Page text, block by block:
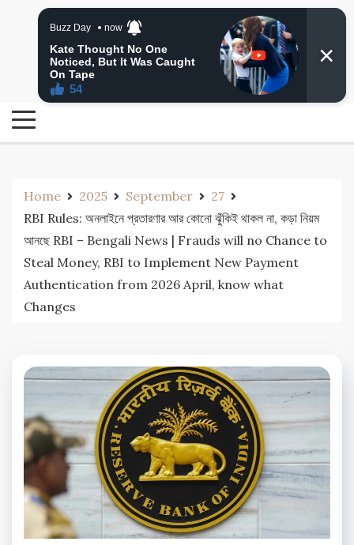
24 Ghanta Bangla News
24 Ghanta Bengali News
Home 2025 September
27
RBI Rules: অনলাইনে প্রতারণার আর কোনো ঝুঁকিই থাকল না, কড়া নিয়ম
আনছে RBI – Bengali News | Frauds will no Chance to
Steal Money, RBI to Implement New Payment
Authentication from 2026 April, know what
Changes